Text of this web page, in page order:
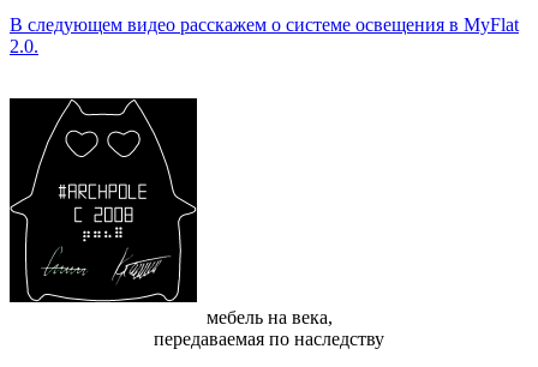
В следующем видео расскажем о системе освещения в MyFlat
2.0.
мебель на века,
передаваемая по наследству